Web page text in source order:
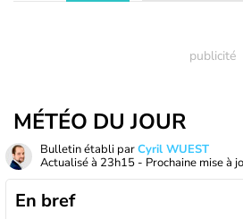
MÉTÉO DU JOUR
Bulletin établi parCyril WUEST
Actualisé à 23h15 - Prochaine mise à
En bref